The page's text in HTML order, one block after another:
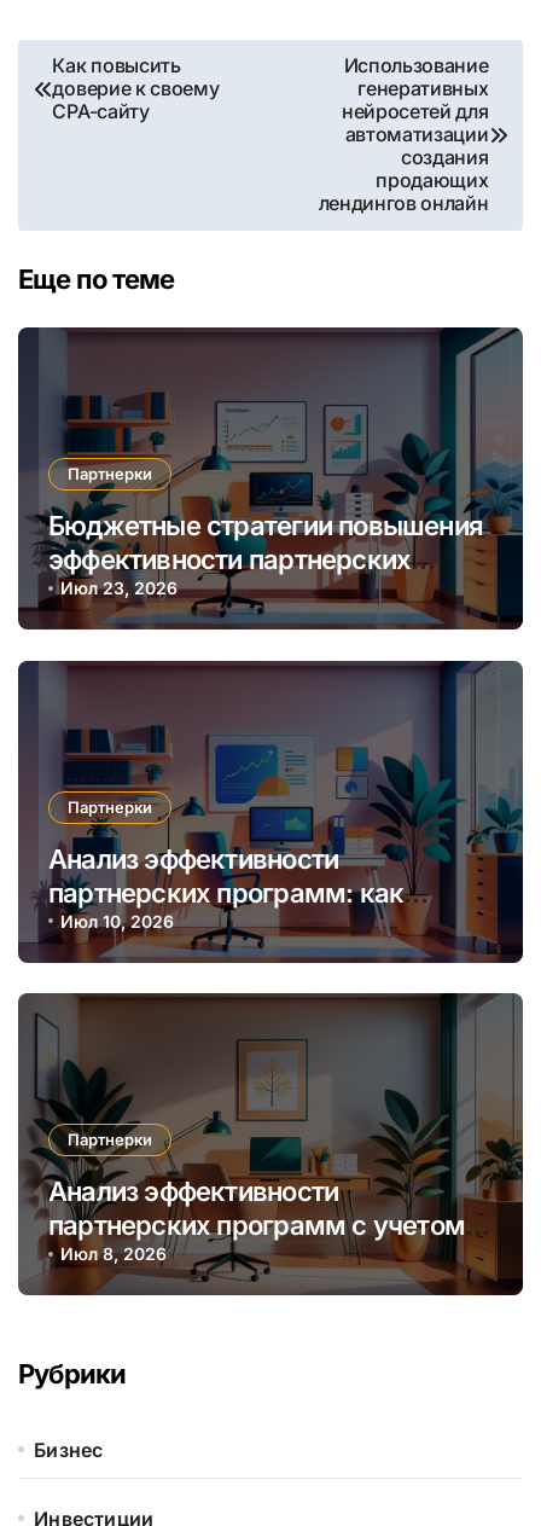
Навигация
по
Как повысить
доверие к своему
CPA-сайту
Использование
генеративных
нейросетей для
автоматизации
создания
продающих
лендингов онлайн
Еще по теме
Партнерки
Бюджетные стратегии повышения
эффективности партнерских
программ через автоматизацию и
аналитику
Июл 23, 2026
Партнерки
Анализ эффективности
партнерских программ: как
выбрать наиболее прибыльную
нишу и алгоритмы мониторинга
Июл 10, 2026
Партнерки
Анализ эффективности
партнерских программ с учетом
сезонных и трендовых факторов
Июл 8, 2026
Рубрики
Бизнес
Инвестиции